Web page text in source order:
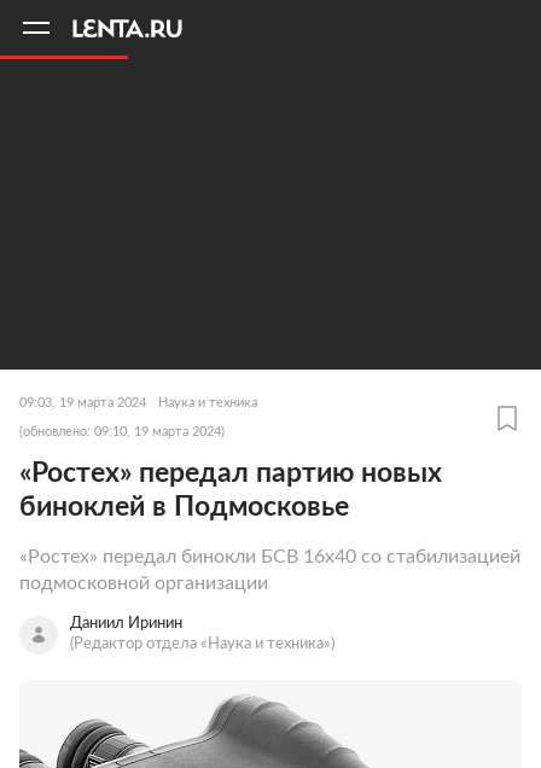
09:03, 19 марта 2024 Наука и техника
(обновлено: 09:10, 19 марта 2024)
«Ростех» передал партию новых
биноклей в Подмосковье
«Ростех» передал бинокли БСВ 16х40 со стабилизацией
подмосковной организации
Даниил Иринин
(Редактор отдела «Наука и техника»)